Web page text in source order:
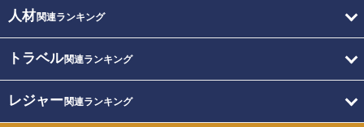
人材関連ランキング
トラベル関連ランキング
レジャー関連ランキング